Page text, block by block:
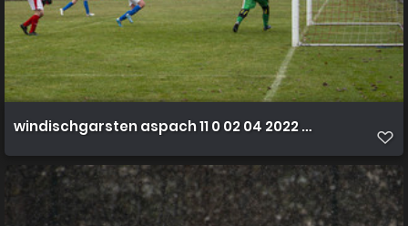
windischgarsten aspach 11 0 02 04 2022 28